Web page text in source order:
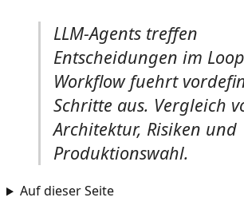
LLM-Agents treffen
Entscheidungen im
Workflow fuehrt
Schritte aus. Vergleich
Architektur, Risiken und
Produktionswahl.
Auf dieser Seite